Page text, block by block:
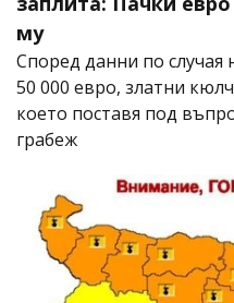
му
Според данни по случая
50 000 евро, златни
което поставя под
грабеж